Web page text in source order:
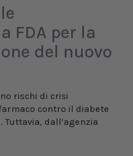
FDA per la
del nuovo
rischi di crisi
contro il diabete
dall’agenzia